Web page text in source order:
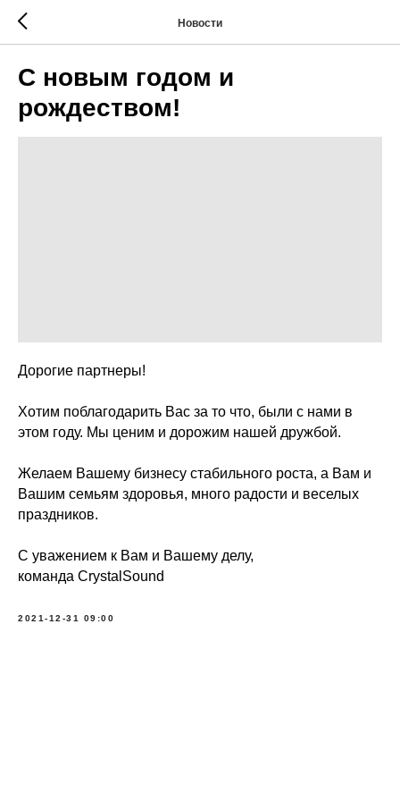
Новости
С новым годом и
рождеством!
Дорогие партнеры!
Хотим поблагодарить Вас за то что, были с нами в
этом году. Мы ценим и дорожим нашей дружбой.
Желаем Вашему бизнесу стабильного роста, а Вам и
Вашим семьям здоровья, много радости и веселых
праздников.
С уважением к Вам и Вашему делу,
команда CrystalSound
2021-12-31 09:00